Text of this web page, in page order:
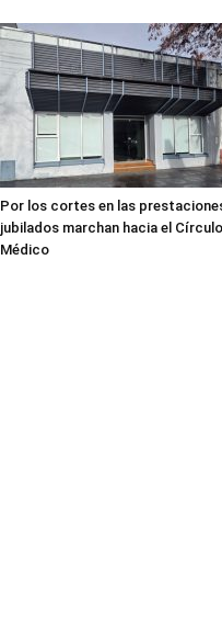
Por los cortes en las
jubilados marchan hacia el Círculo
Médico